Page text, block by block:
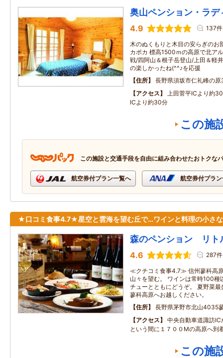
奥山ペンション・ラデ
4.9 137件
木のぬくもりと木目の安らぎのお
カポカ 標高1500ｍの高原で北ア
戦/四阿山＆根子岳登山/上田＆軽
の楽しかったね(^^♪を応援
住所
長野県須坂市仁礼峰の
アクセス
上田菅平ICより約
ICより約30分
この施
この施設と交通手段を自由に組み合わせたおトクな
航空券付プラン一覧へ 航空券付プラ
★口コミ食事4.7★星空と雲海を望む丘で…ワインと料理の小さ
森のペンション リト
4.6 287件
≪クチコミ食事4.7≫ 信州蓼科高
山々を望む。 ワインは常時100種
チューとともにどうぞ。 夏野菜
蓼科高原へお越しください。
住所
長野県茅野市北山4035
アクセス
中央自動車道諏訪
という間に１７００Mの高原へ到
この施